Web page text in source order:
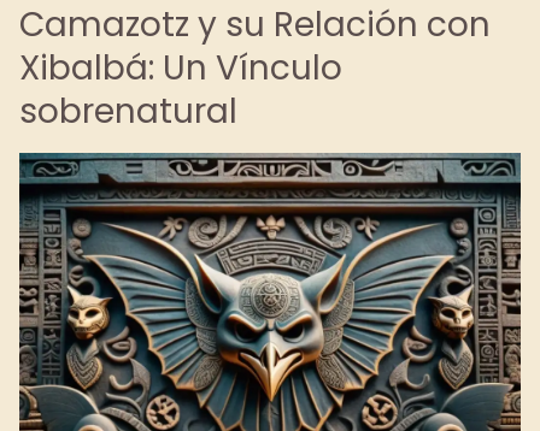
Camazotz y su Relación con
Xibalbá: Un Vínculo
sobrenatural